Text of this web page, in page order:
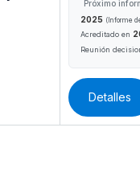
Próximo
2025 (Informe
Acreditado en
Reunión
Detalles